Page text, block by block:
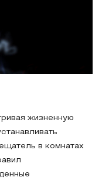
жизненную
в комнатах